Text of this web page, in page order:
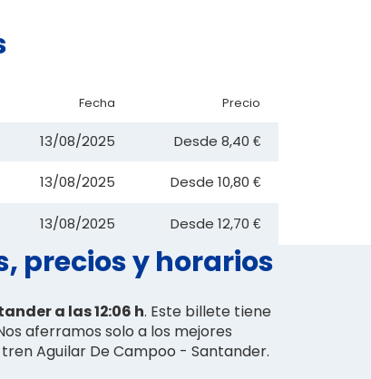
Fecha Precio
13/08/2025 Desde 8,40 €
13/08/2025 Desde 10,80 €
13/08/2025 Desde 12,70 €
precios y horarios
a las 12:06 h. Este billete tiene
aferramos solo a los mejores
Aguilar De Campoo - Santander.